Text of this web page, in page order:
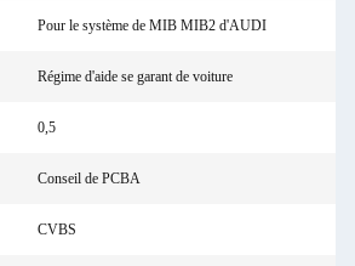
Pour le système de MIB MIB2 d'AUDI
Régime d'aide se garant de voiture
0,5
Conseil de PCBA
CVBS